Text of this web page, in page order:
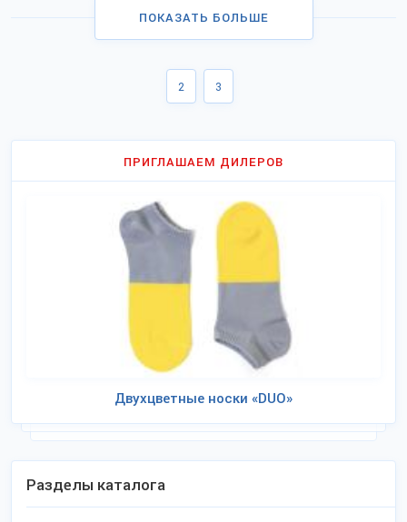
ПОКАЗАТЬ БОЛЬШЕ
2 3
ПРИГЛАШАЕМ ДИЛЕРОВ
Двухцветные носки «DUO»
Разделы каталога